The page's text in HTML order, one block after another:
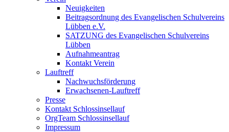
Neuigkeiten
Beitragsordnung des Evangelischen Schulvereins
Lübben e.V.
SATZUNG des Evangelischen Schulvereins
Lübben
Aufnahmeantrag
Kontakt Verein
Lauftreff
Nachwuchsförderung
Erwachsenen-Lauftreff
Presse
Kontakt Schlossinsellauf
OrgTeam Schlossinsellauf
Impressum